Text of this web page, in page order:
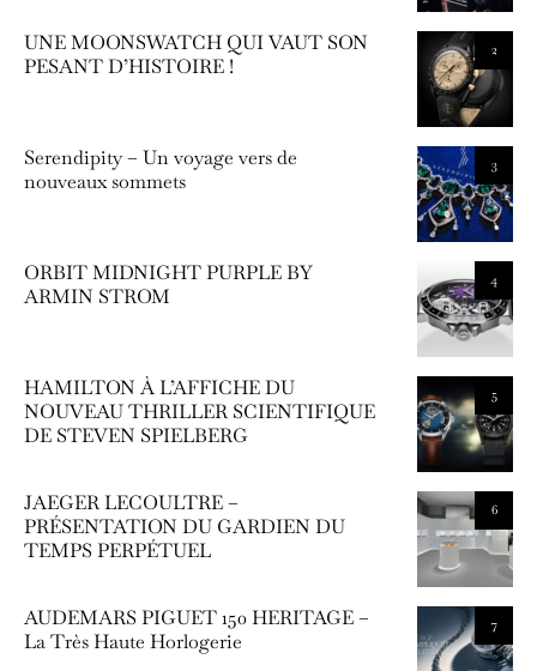
2
UNE MOONSWATCH QUI VAUT SON
PESANT D’HISTOIRE !
3
Serendipity – Un voyage vers de
nouveaux sommets
4
ORBIT MIDNIGHT PURPLE BY
ARMIN STROM
5
HAMILTON À L’AFFICHE DU
NOUVEAU THRILLER SCIENTIFIQUE
DE STEVEN SPIELBERG
6
JAEGER LECOULTRE –
PRÉSENTATION DU GARDIEN DU
TEMPS PERPÉTUEL
7
AUDEMARS PIGUET 150 HERITAGE –
La Très Haute Horlogerie